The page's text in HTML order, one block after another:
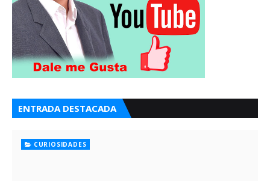
ENTRADA DESTACADA
CURIOSIDADES